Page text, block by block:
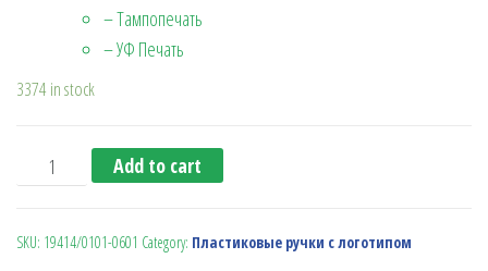
– Тампопечать
– УФ Печать
3374 in stock
Шариковая ручка Basic (Ritter Pen), бело-красная
Add to cart
SKU: 19414/0101-0601 Category: Пластиковые ручки с логотипом